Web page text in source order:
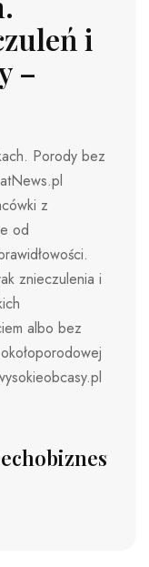
i
–
Porody bez
z
od
znieczulenia i
albo bez